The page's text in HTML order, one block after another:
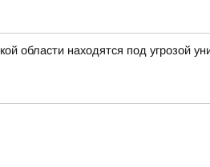
области находятся под угрозой